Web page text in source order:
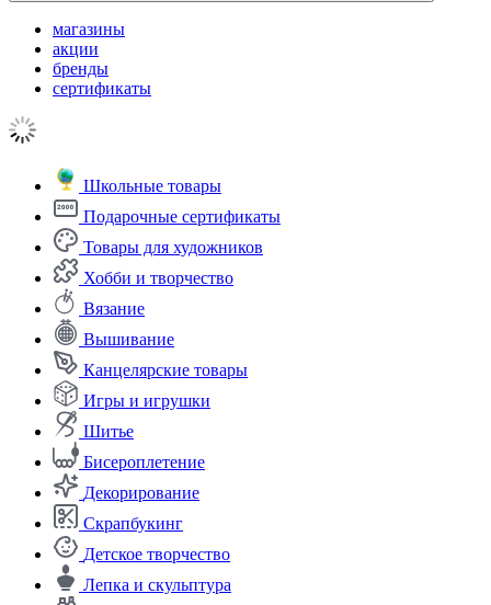
магазины
акции
бренды
сертификаты
Школьные товары
Подарочные сертификаты
Товары для художников
Хобби и творчество
Вязание
Вышивание
Канцелярские товары
Игры и игрушки
Шитье
Бисероплетение
Декорирование
Скрапбукинг
Детское творчество
Лепка и скульптура